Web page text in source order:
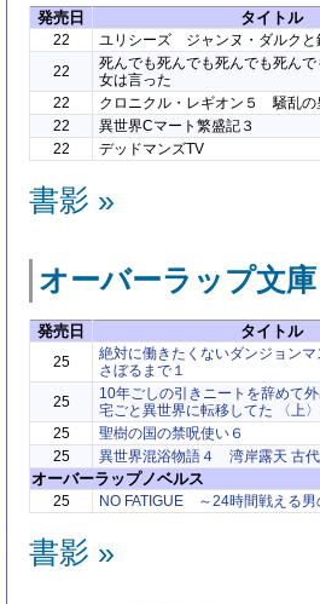
発売日 タイトル
22
ユリシーズ ジャンヌ・ダルクと
22
死んでも死んでも死んでも死ん
女は言った
22
クロニクル・レギオン５ 騒乱の
22
異世界Cマート繁盛記３
22
デッドマンズTV
書影 »
オーバーラップ文庫
発売日 タイトル
25
絶対に働きたくないダンジョン
さぼるまで１
25
10年ごしの引きニートを辞めて
宅ごと異世界に転移してた 〈上〉
25
聖樹の国の禁呪使い６
25
異世界混浴物語４ 湾岸露天 古
オーバーラップノベルス
25 NO FATIGUE ～24時間戦える男
書影 »